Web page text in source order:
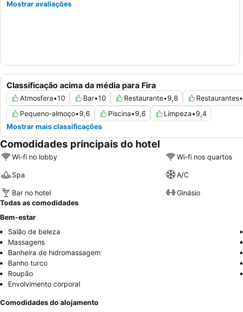
Classificação acima da média para Fira
Atmosfera•10 Bar•10 Restaurante•9,8 Restaurantes•
Pequeno-almoço•9,6 Piscina•9,6 Limpeza•9,4
Mostrar mais classificações
Mostrar avaliações
Comodidades principais do hotel
Wi-fi no lobby Wi-fi nos quartos
Spa A/C
Bar no hotel
Ginásio
Todas as comodidades
Bem-estar
Salão de beleza
Massagens
Banheira de hidromassagem
Banho turco
Roupão
Envolvimento corporal
Comodidades do alojamento